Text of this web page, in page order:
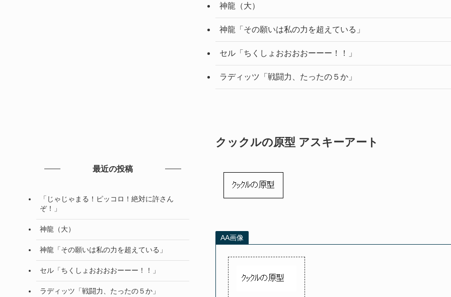
神龍（大）
神龍「その願いは私の力を超えている」
セル「ちくしょおおおおーーー！！」
ラディッツ「戦闘力、たったの５か」
クックルの原型 アスキーアート
ｸｯｸﾙの原型
AA画像
最近の投稿
「じゃじゃまる！ピッコロ！絶対に許さん
ぞ！」
神龍（大）
神龍「その願いは私の力を超えている」
セル「ちくしょおおおおーーー！！」
ラディッツ「戦闘力、たったの５か」